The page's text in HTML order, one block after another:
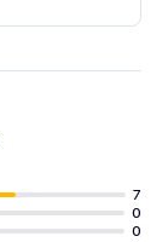
7
0
0